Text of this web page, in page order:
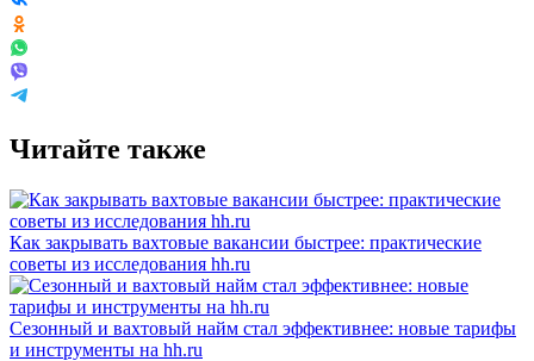
Читайте также
Как закрывать вахтовые вакансии быстрее: практические
советы из исследования hh.ru
Сезонный и вахтовый найм стал эффективнее: новые тарифы
и инструменты на hh.ru